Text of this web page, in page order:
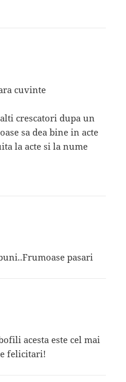
cuvinte
crescatori dupa un
sa dea bine in acte
la acte si la nume
pasari
acesta este cel mai
felicitari!